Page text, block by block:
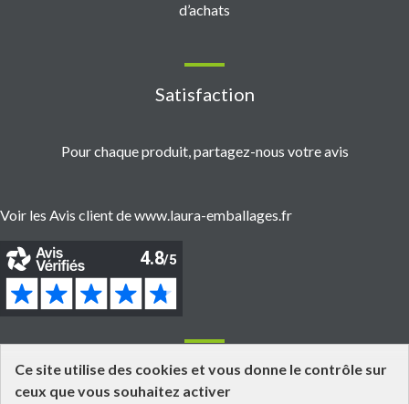
d’achats
Satisfaction
Pour chaque produit, partagez-nous votre avis
Voir les Avis client de www.laura-emballages.fr
Informations
Ce site utilise des cookies et vous donne le contrôle sur
ceux que vous souhaitez activer